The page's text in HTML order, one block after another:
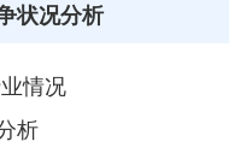
状况分析
情况
析